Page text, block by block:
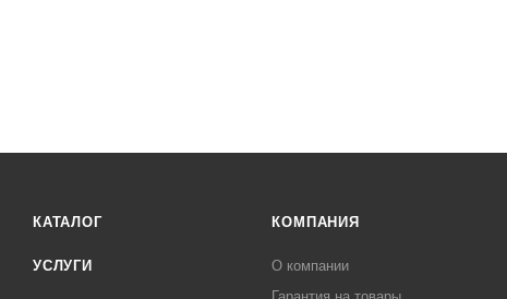
КАТАЛОГ
УСЛУГИ
КОМПАНИЯ
О компании